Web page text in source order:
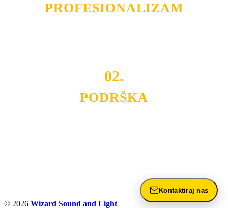
PROFESIONALIZAM
02.
PODRŠKA
© 2026 Wizard Sound and Light
Kontaktiraj nas